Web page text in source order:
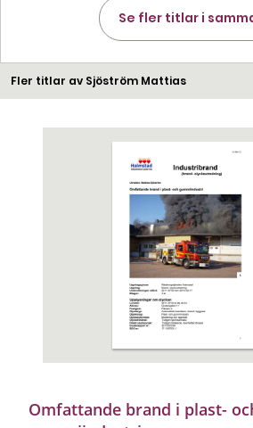
Se fler titlar i
Fler titlar av Sjöström Mattias
Omfattande brand i plast-